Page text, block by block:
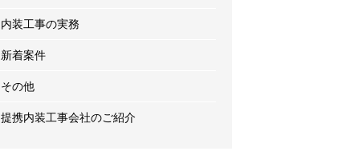
内装工事の実務
新着案件
その他
提携内装工事会社のご紹介